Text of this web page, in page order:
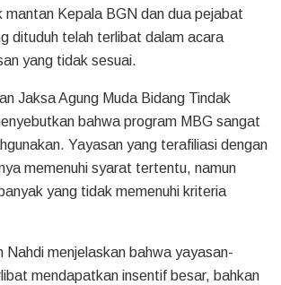
mantan Kepala BGN dan dua pejabat
dituduh telah terlibat dalam acara
yang tidak sesuai.
Jaksa Agung Muda Bidang Tindak
bahwa program MBG sangat
Yayasan yang terafiliasi dengan
memenuhi syarat tertentu, namun
yang tidak memenuhi kriteria
Nahdi menjelaskan bahwa yayasan-
mendapatkan insentif besar, bahkan